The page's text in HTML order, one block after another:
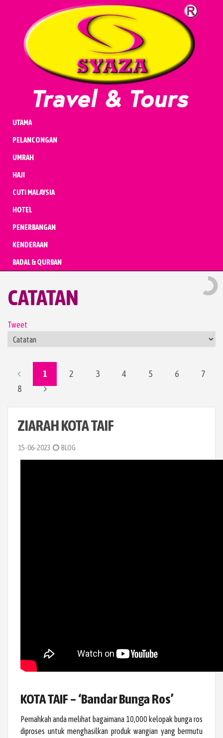
UTAMA
PELANCONGAN
UMRAH
HAJI
CUTI MALAYSIA
HOTEL
PENERBANGAN
KENDERAAN
BADAL & QURBAN
CUTI MALAYSIA
HOTEL
PENERBANGAN
BADAL & QURBAN
CATATAN
Tweet
1 2 3 4 5 6
7
8
ZIARAH KOTA TAIF
15-06-2023 BLOG
KOTA TAIF – ‘Bandar Bunga Ros’
Pernahkah anda melihat bagaimana 10,000 kelopak bunga ros
diproses untuk menghasilkan produk wangian yang bermutu